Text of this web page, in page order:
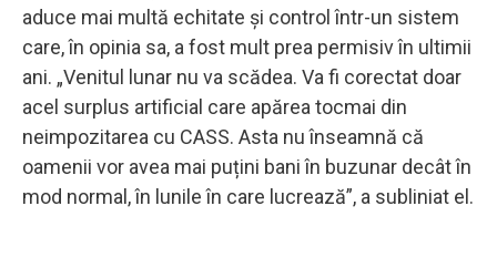
aduce mai multă echitate și control într-un sistem
care, în opinia sa, a fost mult prea permisiv în ultimii
ani. „Venitul lunar nu va scădea. Va fi corectat doar
acel surplus artificial care apărea tocmai din
neimpozitarea cu CASS. Asta nu înseamnă că
oamenii vor avea mai puțini bani în buzunar decât în
mod normal, în lunile în care lucrează”, a subliniat el.